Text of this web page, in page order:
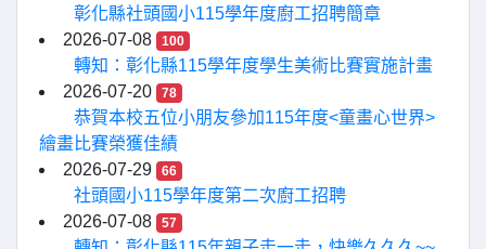
彰化縣社頭國小115學年度廚工招聘簡章
2026-07-08
100
轉知：彰化縣115學年度學生美術比賽實施計畫
2026-07-20
78
恭賀本校五位小朋友參加115年度<童畫心世界>
繪畫比賽榮獲佳績
2026-07-29
66
社頭國小115學年度第二次廚工招聘
2026-07-08
57